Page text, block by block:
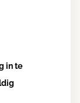
in te